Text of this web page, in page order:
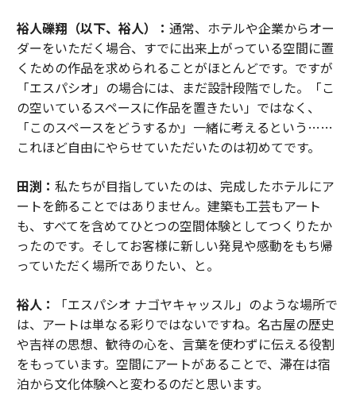
裕人礫翔（以下、裕人）： 通常、ホテルや企業からオー
ダーをいただく場合、すでに出来上がっている空間に置
くための作品を求められることがほとんどです。ですが
「エスパシオ」の場合には、まだ設計段階でした。「こ
の空いているスペースに作品を置きたい」ではなく、
「このスペースをどうするか」一緒に考えるという……
これほど自由にやらせていただいたのは初めてです。
田渕： 私たちが目指していたのは、完成したホテルにア
ートを飾ることではありません。建築も工芸もアート
も、すべてを含めてひとつの空間体験としてつくりたか
ったのです。そしてお客様に新しい発見や感動をもち帰
っていただく場所でありたい、と。
裕人：
「エスパシオ ナゴヤキャッスル」のような場所で
は、アートは単なる彩りではないですね。名古屋の歴史
や吉祥の思想、歓待の心を、言葉を使わずに伝える役割
をもっています。空間にアートがあることで、滞在は宿
泊から文化体験へと変わるのだと思います。